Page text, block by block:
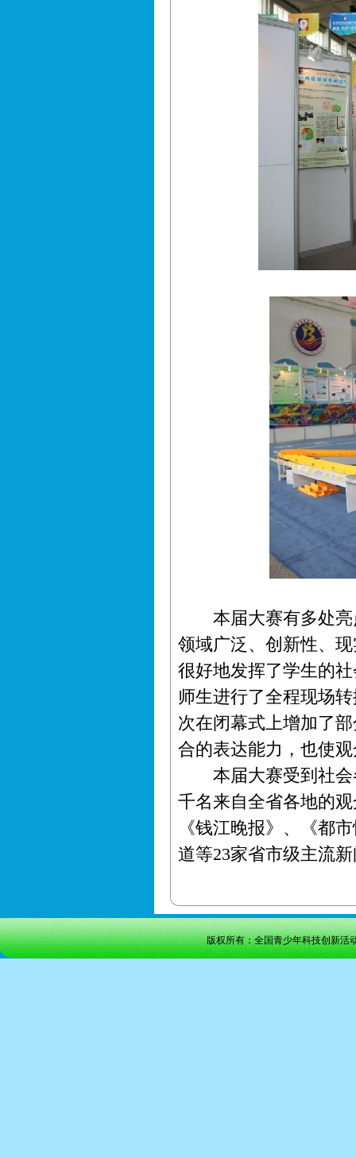
本届大赛有多处亮
领域广泛、创新性、
很好地发挥了学生的
师生进行了全程现场
次在闭幕式上增加了
合的表达能力，也使
本届大赛受到社会
千名来自全省各地的
《钱江晚报》、《都
道等23家省市级主流
版权所有：全国青少年科技创新